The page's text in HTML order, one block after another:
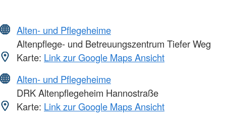
Alten- und Pflegeheime
Altenpflege- und Betreuungszentrum Tiefer Weg
Karte: Link zur Google Maps Ansicht
Alten- und Pflegeheime
DRK Altenpflegeheim Hannostraße
Karte: Link zur Google Maps Ansicht